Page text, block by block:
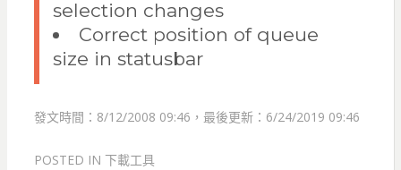
selection changes
Correct position of queue
size in statusbar
發文時間：8/12/2008 09:46，最後更新：6/24/2019 09:46
POSTED IN 下載工具